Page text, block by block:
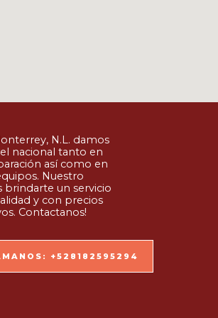
N.L. damos
nacional tanto en
así como en
Nuestro
un servicio
y con precios
Contactanos!
+528182595294